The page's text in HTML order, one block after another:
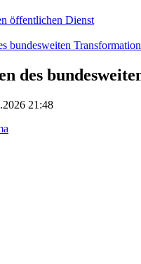
öffentlichen Dienst
bundesweiten
des
21:48